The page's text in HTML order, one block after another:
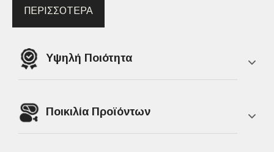
ΠΕΡΙΣΣΟΤΕΡΑ
Υψηλή Ποιότητα
Ποικιλία Προϊόντων